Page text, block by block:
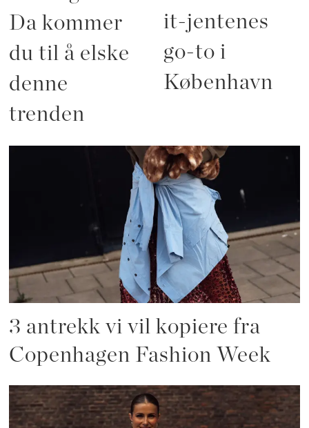
Da kommer
du til å elske
denne
trenden
it-jentenes
go-to i
København
3 antrekk vi vil kopiere fra
Copenhagen Fashion Week